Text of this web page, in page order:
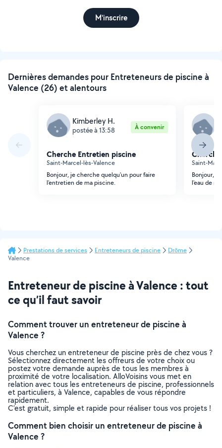
M'inscrire
Dernières demandes pour Entreteneurs de piscine à
Valence (26) et alentours
Kimberley H.
postée à 13:58 À convenir
Cherche Entretien piscine
Saint-Marcel-lès-Valence
Bonjour, je cherche quelqu'un pour faire
l'entretien de ma piscine.
Saint-
Bonjour,
l'eau de
Prestations de services Entreteneurs de piscine
Drôme
Valence
Entreteneur de piscine à Valence : tout
ce qu’il faut savoir
Comment trouver un entreteneur de piscine à
Valence ?
Vous cherchez un entreteneur de piscine près de chez vous ?
Sélectionnez directement les offreurs de votre choix ou
postez votre demande auprès de tous les membres à
proximité de votre localisation. AlloVoisins vous met en
relation avec tous les entreteneurs de piscine, professionnels
et particuliers, à Valence, capables de vous répondre
rapidement.
C’est gratuit, simple et rapide pour réaliser tous vos projets !
Comment bien choisir un entreteneur de piscine à
Valence ?